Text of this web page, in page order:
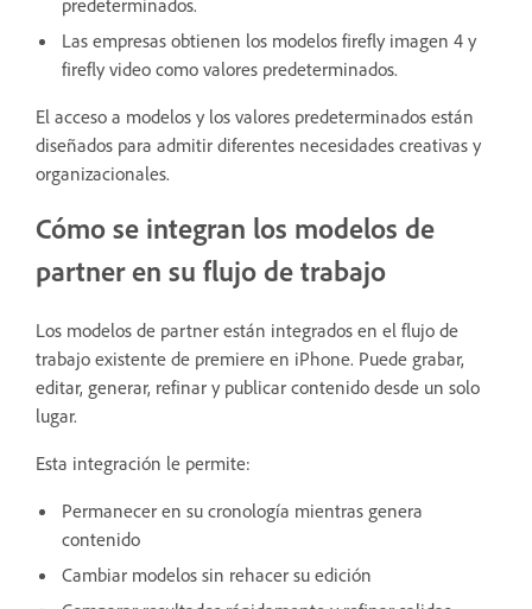
predeterminados.
Las empresas obtienen los modelos firefly imagen 4 y
firefly video como valores predeterminados.
El acceso a modelos y los valores predeterminados están
diseñados para admitir diferentes necesidades creativas y
organizacionales.
Cómo se integran los modelos de
partner en su flujo de trabajo
Los modelos de partner están integrados en el flujo de
trabajo existente de premiere en iPhone. Puede grabar,
editar, generar, refinar y publicar contenido desde un solo
lugar.
Esta integración le permite:
Permanecer en su cronología mientras genera
contenido
Cambiar modelos sin rehacer su edición